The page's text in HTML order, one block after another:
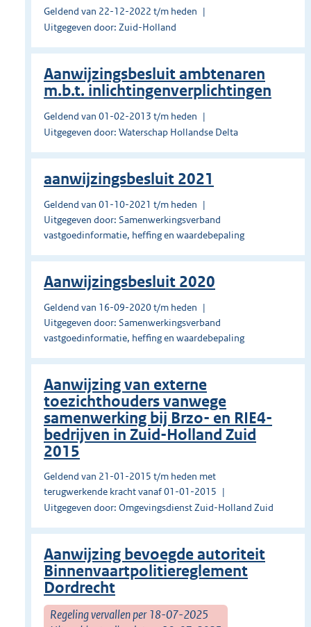
Geldend van 22-12-2022 t/m heden
Uitgegeven door: Zuid-Holland
Aanwijzingsbesluit ambtenaren
m.b.t. inlichtingenverplichtingen
Geldend van 01-02-2013 t/m heden
Uitgegeven door: Waterschap Hollandse Delta
aanwijzingsbesluit 2021
Geldend van 01-10-2021 t/m heden
Uitgegeven door: Samenwerkingsverband
vastgoedinformatie, heffing en waardebepaling
Aanwijzingsbesluit 2020
Geldend van 16-09-2020 t/m heden
Uitgegeven door: Samenwerkingsverband
vastgoedinformatie, heffing en waardebepaling
Aanwijzing van externe
toezichthouders vanwege
samenwerking bij Brzo- en RIE4-
bedrijven in Zuid-Holland Zuid
2015
Geldend van 21-01-2015 t/m heden met
terugwerkende kracht vanaf 01-01-2015
Uitgegeven door: Omgevingsdienst Zuid-Holland Zuid
Aanwijzing bevoegde autoriteit
Binnenvaartpolitiereglement
Dordrecht
Regeling vervallen per 18-07-2025